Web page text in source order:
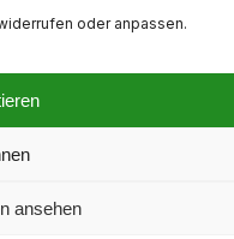
oder anpassen.
ansehen